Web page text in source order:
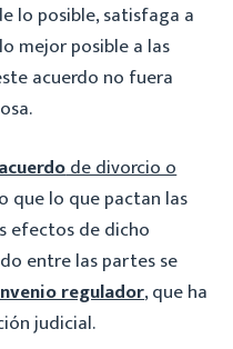
lo posible, satisfaga a
mejor posible a las
acuerdo no fuera
de divorcio o
que lo que pactan las
efectos de dicho
entre las partes se
regulador, que ha
judicial.